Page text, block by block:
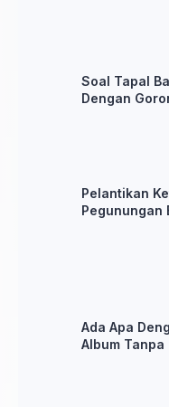
Soal Tapal
Dengan
Pelantikan
Pegunungan
Ada Apa
Album